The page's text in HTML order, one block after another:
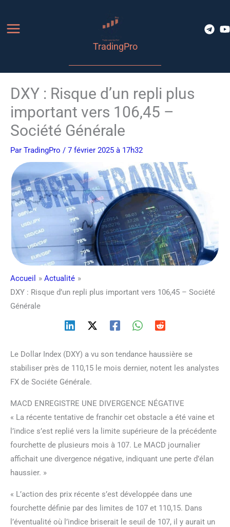
contenu
TradingPro
DXY : Risque d’un repli plus
important vers 106,45 –
Société Générale
Par TradingPro / 7 février 2025 à 17h32
Accueil
Actualité
DXY : Risque d’un repli plus important vers 106,45 – Société
Générale
Le Dollar Index (DXY) a vu son tendance haussière se
stabiliser près de 110,15 le mois dernier, notent les analystes
FX de Sociéte Générale.
MACD ENREGISTRE UNE DIVERGENCE NÉGATIVE
« La récente tentative de franchir cet obstacle a été vaine et
l’indice s’est replié vers la limite supérieure de la précédente
fourchette de plusieurs mois à 107. Le MACD journalier
affichait une divergence négative, indiquant une perte d’élan
haussier. »
« L’action des prix récente s’est développée dans une
fourchette définie par des limites de 107 et 110,15. Dans
l’éventualité où l’indice briserait le seuil de 107, il y aurait un